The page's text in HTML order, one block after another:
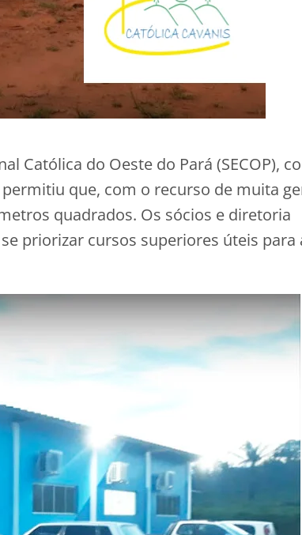
Católica do Oeste do Pará (SECOP),
que, com o recurso de muita
quadrados. Os sócios e diretoria
priorizar cursos superiores úteis para